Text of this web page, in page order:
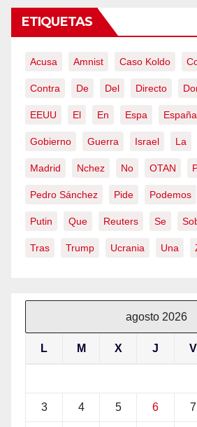
ETIQUETAS
Acusa Amnist Caso Koldo
Contra De Del Directo
EEUU El En Espa España
Gobierno Guerra Israel La
Madrid Nchez No OTAN
Pedro Sánchez Pide Podemos
Putin Que Reuters Se
Tras Trump Ucrania Una
agosto 2026
L M X J V
3 4 5 6 7